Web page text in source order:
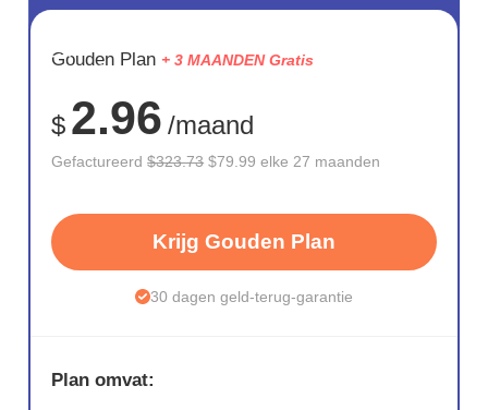
BESPAAR
75%
Gouden Plan + 3 MAANDEN Gratis
$ 2.96 /maand
Gefactureerd$323.73 $79.99 elke 27 maanden
Krijg Gouden Plan
30 dagen geld-terug-garantie
Plan omvat: